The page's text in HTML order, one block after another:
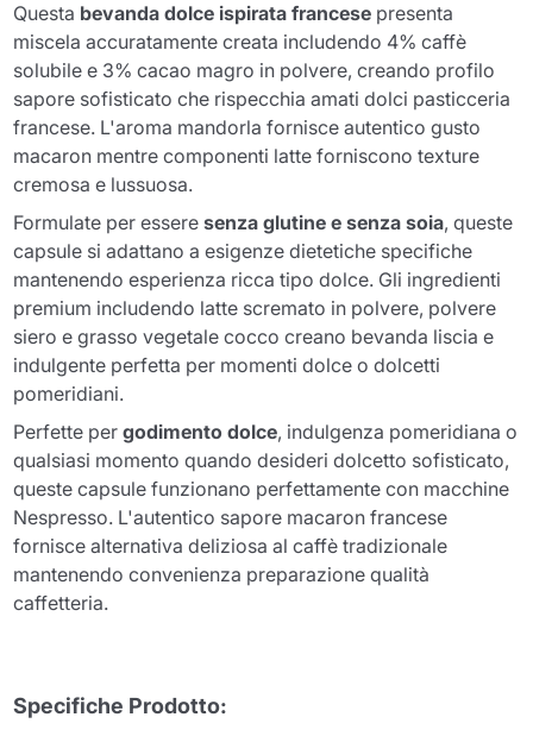
Questa bevanda dolce ispirata francese presenta
miscela accuratamente creata includendo 4% caffè
solubile e 3% cacao magro in polvere, creando profilo
sapore sofisticato che rispecchia amati dolci pasticceria
francese. L'aroma mandorla fornisce autentico gusto
macaron mentre componenti latte forniscono texture
cremosa e lussuosa.
Formulate per esseresenza glutine e senza soia, queste
capsule si adattano a esigenze dietetiche specifiche
mantenendo esperienza ricca tipo dolce. Gli ingredienti
premium includendo latte scremato in polvere, polvere
siero e grasso vegetale cocco creano bevanda liscia e
indulgente perfetta per momenti dolce o dolcetti
pomeridiani.
Perfette pergodimento dolce, indulgenza pomeridiana o
qualsiasi momento quando desideri dolcetto sofisticato,
queste capsule funzionano perfettamente con macchine
Nespresso. L'autentico sapore macaron francese
fornisce alternativa deliziosa al caffè tradizionale
mantenendo convenienza preparazione qualità
caffetteria.
Specifiche Prodotto: